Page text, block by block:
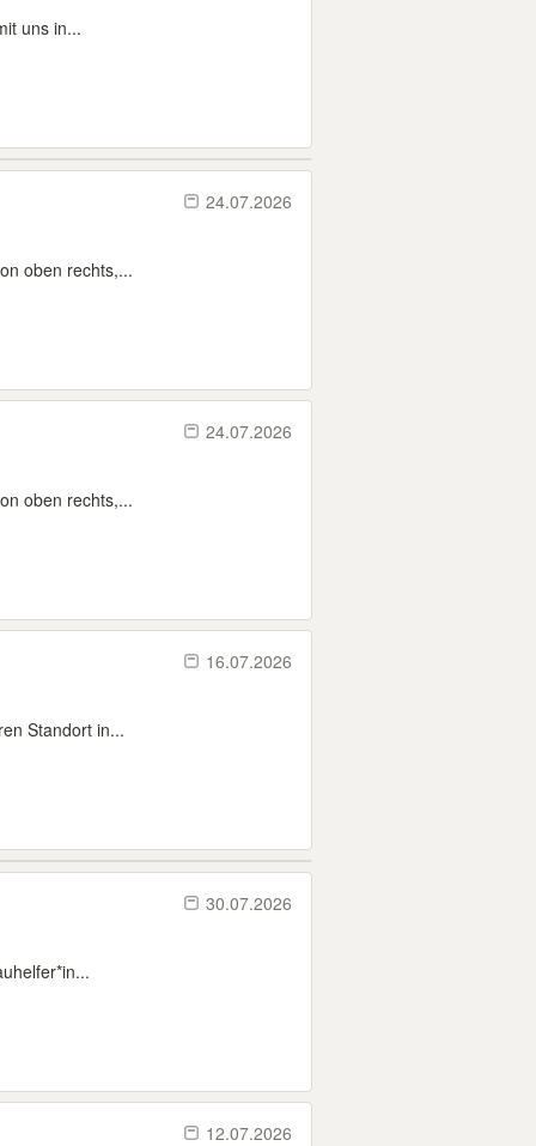
uns in...
24.07.2026
oben rechts,...
24.07.2026
oben rechts,...
16.07.2026
Standort in...
30.07.2026
12.07.2026